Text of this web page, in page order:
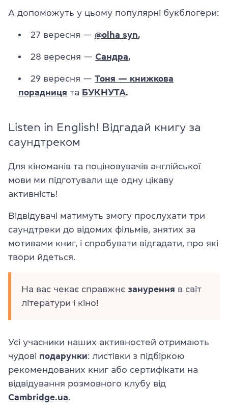
А допоможуть у цьому популярні букблогери:
27 вересня — @olha_syn,
28 вересня — Сандра,
29 вересня — Тоня — книжкова
порадниця та БУКНУТА.
Listen in English! Відгадай книгу за
саундтреком
Для кіноманів та поціновувачів англійської
мови ми підготували ще одну цікаву
активність!
Відвідувачі матимуть змогу прослухати три
саундтреки до відомих фільмів, знятих за
мотивами книг, і спробувати відгадати, про які
твори йдеться.
На вас чекає справжнє занурення в світ
літератури і кіно!
Усі учасники наших активностей отримають
чудові подарунки: листівки з підбіркою
рекомендованих книг або сертифікати на
відвідування розмовного клубу від
Cambridge.ua.